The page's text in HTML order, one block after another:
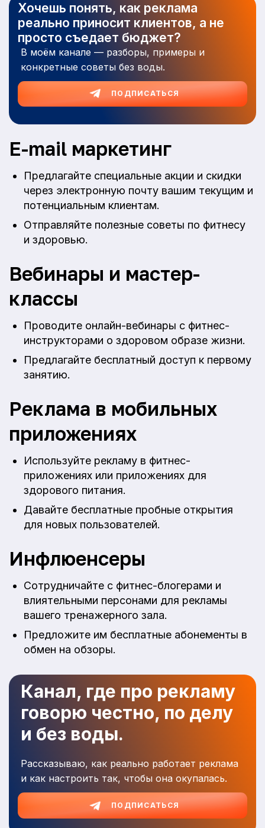
Хочешь понять, как реклама
реально приносит клиентов, а не
просто съедает бюджет?
В моём канале — разборы, примеры и
конкретные советы без воды.
ПОДПИСАТЬСЯ
E-mail маркетинг
Предлагайте специальные акции и скидки
через электронную почту вашим текущим и
потенциальным клиентам.
Отправляйте полезные советы по фитнесу
и здоровью.
Вебинары и мастер-
классы
Проводите онлайн-вебинары с фитнес-
инструкторами о здоровом образе жизни.
Предлагайте бесплатный доступ к первому
занятию.
Реклама в мобильных
приложениях
Используйте рекламу в фитнес-
приложениях или приложениях для
здорового питания.
Давайте бесплатные пробные открытия
для новых пользователей.
Инфлюенсеры
Сотрудничайте с фитнес-блогерами и
влиятельными персонами для рекламы
вашего тренажерного зала.
Предложите им бесплатные абонементы в
обмен на обзоры.
Канал, где про рекламу
говорю честно, по делу
и без воды.
Рассказываю, как реально работает реклама
и как настроить так, чтобы она окупалась.
ПОДПИСАТЬСЯ